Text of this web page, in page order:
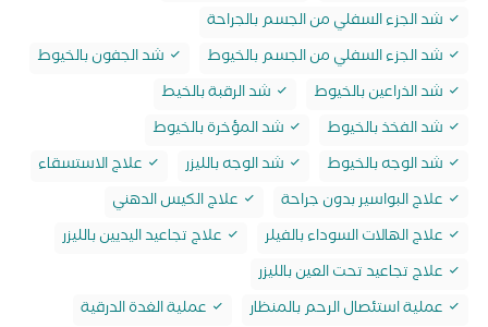
شد الجزء السفلي من الجسم بالجراحة
شد الجزء السفلي من الجسم بالخيوط
شد الجفون بالخيوط
شد الذراعين بالخيوط
شد الرقبة بالخيط
شد الفخذ بالخيوط
شد المؤخرة بالخيوط
شد الوجه بالخيوط
شد الوجه بالليزر
علاج الاستسقاء
علاج البواسير بدون جراحة
علاج الكيس الدهني
علاج الهالات السوداء بالفيلر
علاج تجاعيد اليديين بالليزر
علاج تجاعيد تحت العين بالليزر
عملية استئصال الرحم بالمنظار
عملية الغدة الدرقية